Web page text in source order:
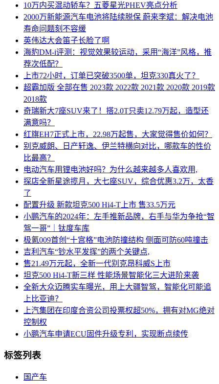
10万内买混动轿车？五菱星光PHEV亮点分析
2000万新能源汽车电池将陆续脱保 蔚来李斌：解决电池
寿命问题刻不容缓
英伟达大会笛子长脸了啊
海豹DM-i评测：视觉效果较运动，采用“海洋”风格，推
荐次低配？
上市72小时，订单已突破3500单，坦克330真火了？
超霸加版 全部在售 2023款 2022款 2021款 2020款 2019款
2018款
奇瑞新大7座SUV来了！搭2.0T只卖12.79万起，造型还
满意吗？
红旗EH7正式上市，22.98万起售，大家觉得售价如何？
别克威朗、日产轩逸、伊兰特横向对比，哪款车的性价
比最高？
电动汽车用锂电池好吗？为什么越来越多人喜欢用,
探店全新星途揽月，大七座SUV，综合优惠3.2万，太香
了
配置升级 新款坦克500 Hi4-T上市 售33.5万元
小鹏汽车的2024年：左手推新品牌，右手与华为争抢“智
驾一哥”｜钛度车库
极氪009首创“十宫格”电池防撞结构 侧面可防60吨撞击
吉利汽车“钞水平发挥”的两个关键点,
售21.49万元起，全新一代别克昂科威S上市
坦克500 Hi4-T新三样 性能场景智能化三大进阶来袭
全新大众迈腾实车曝光，用上大疆智驾，智能化可能追
上比亚迪？
上汽集团在印度合资公司投票权超50%，拥有对MG绝对
控制权
小鹏汽车申请ECU固件升级专利，实现断点续传
标签列表
国产车